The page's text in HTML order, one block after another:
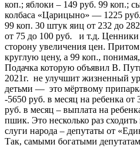
коп.; яблоки – 149 руб. 99 коп.;
колбаса «Царицыно» — 1225
99 коп. 30 штук яиц от 232 до
от 75 до 100 руб. и т.д.
сторону увеличения цен.
круглую цену, а 99 коп.,
Подачка которую объявил В.
2021г. не улучшит жизненный
детьми — это мёртвому
-5650 руб. в месяц на ребенка
руб. в месяц – выплата на
пшик. Это несколько раз
слуги народа – депутаты от
Так, самыми богатыми